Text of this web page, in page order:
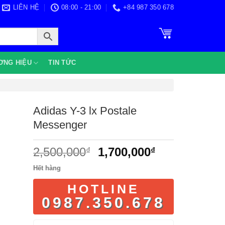
LIÊN HỆ 08:00 - 21:00 +84 987 350 678
HIỆU TIN TỨC
Adidas Y-3 lx Postale
Messenger
2,500,000₫
Giá
là:
2,500,000₫.
1,700,000₫Giá
tại
1,700,000₫.
Hết hàng
HOTLINE
0987.350.678